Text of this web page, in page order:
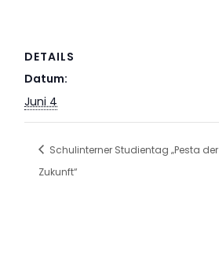
DETAILS
Datum:
Juni 4
Schulinterner Studientag „Pesta der
Zukunft“